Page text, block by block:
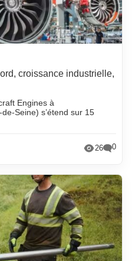
croissance industrielle,
Engines à
Seine) s’étend sur 15
26 0